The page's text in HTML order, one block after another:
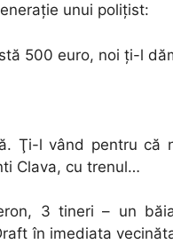
unui poliţist:
500 euro, noi ţi-l
Ţi-l vând pentru că
Clava, cu trenul…
3 tineri – un
în imediata